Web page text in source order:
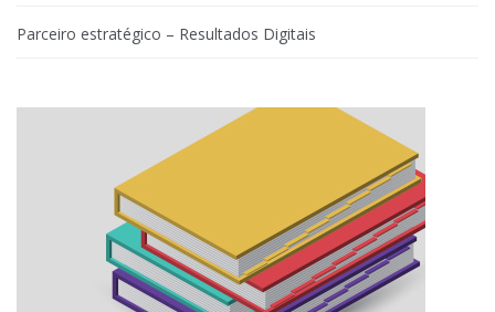
Parceiro estratégico – Resultados Digitais